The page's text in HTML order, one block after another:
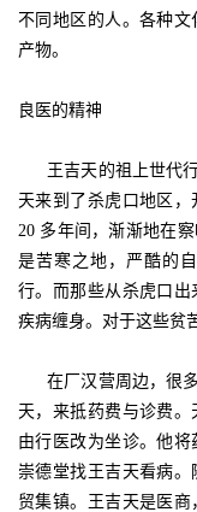
不同地区的人。各种
产物。
良医的精神
王吉天的祖上世代行
天来到了杀虎口地区，
20 多年间，渐渐地在
是苦寒之地，严酷的
行。而那些从杀虎口
疾病缠身。对于这些贫
在厂汉营周边，很多
天，来抵药费与诊费
由行医改为坐诊。他
崇德堂找王吉天看病
贸集镇。王吉天是医